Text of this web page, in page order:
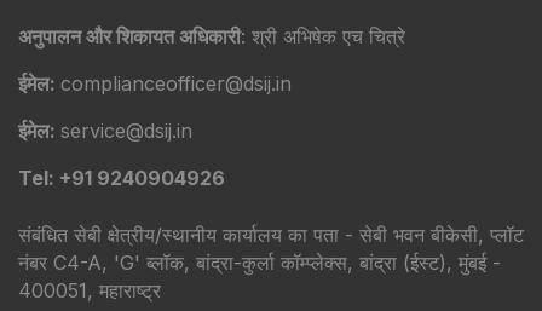
अनुपालन और शिकायत अधिकारी: श्री अभिषेक एच चित्रे
ईमेल: complianceofficer@dsij.in
ईमेल: service@dsij.in
Tel: +91 9240904926
संबंधित सेबी क्षेत्रीय/स्थानीय कार्यालय का पता - सेबी भवन बीकेसी, प्लॉट
नंबर C4-A, 'G' ब्लॉक, बांद्रा-कुर्ला कॉम्प्लेक्स, बांद्रा (ईस्ट), मुंबई -
400051, महाराष्ट्र